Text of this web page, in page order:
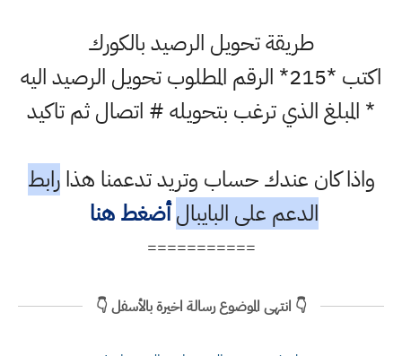
طريقة تحويل الرصيد بالكورك
اكتب *215* الرقم المطلوب تحويل الرصيد اليه
الذي ترغب بتحويله # اتصال ثم تاكيد
كان عندك حساب وتريد تدعمنا هذا رابط
الدعم على البايبالأضغط هنا
===========
👇 انتهى الموضوع رسالة اخيرة بالأسفل 👇